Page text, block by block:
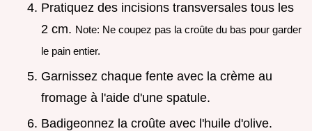
Pratiquez des incisions transversales tous les
2 cm. Note: Ne coupez pas la croûte du bas pour garder
le pain entier.
Garnissez chaque fente avec la crème au
fromage à l'aide d'une spatule.
Badigeonnez la croûte avec l'huile d'olive.